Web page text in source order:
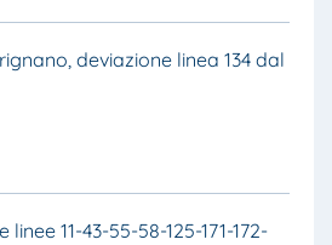
deviazione linea 134 dal
11-43-55-58-125-171-172-